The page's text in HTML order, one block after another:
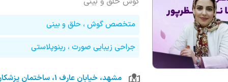
متخصص گوش ، حلق و بینی
جراحی زیبایی صورت ، رینوپلاستی